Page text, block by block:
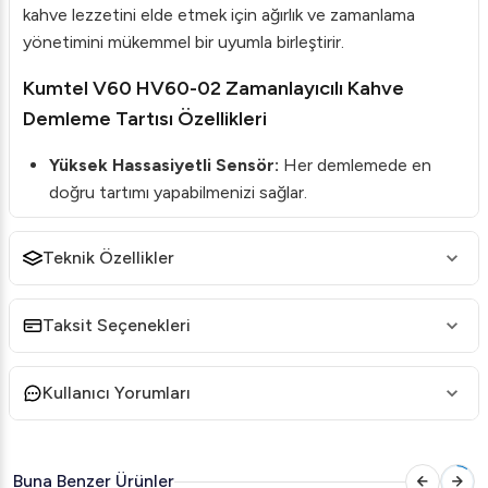
kahve lezzetini elde etmek için ağırlık ve zamanlama
yönetimini mükemmel bir uyumla birleştirir.
Kumtel V60 HV60-02 Zamanlayıcılı Kahve
Demleme Tartısı Özellikleri
Yüksek Hassasiyetli Sensör: Her demlemede en
doğru tartımı yapabilmenizi sağlar.
LED Gösterge:Kolay ve net bir şekilde verileri
okumanıza olanak tanır.
Paslanmaz Çelik Dara Fonksiyonu:Tartım öncesi
mevcut ağırlığı resetleyebilme imkanı sunar.
Otomatik Kapanma:Güç tasarrufu için cihazı
otomatik olarak kapatır.
Zamanlayıcı Fonksiyonu:Demleme süresini hassas
Otomatik Mod ve Birim Dönüştürme:Farklı birimler
Teknik Özellikler
Taksit Seçenekleri
Kullanıcı Yorumları
Buna Benzer Ürünler